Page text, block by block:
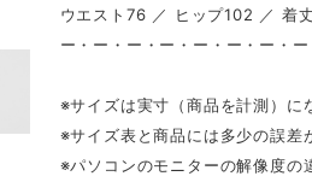
ウエスト76 ／ ヒップ102 ／ 着
ー・ー・ー・ー・ー・ー・ー・ー
※サイズは実寸（商品を計測）に
※サイズ表と商品には多少の誤差
※パソコンのモニターの解像度の